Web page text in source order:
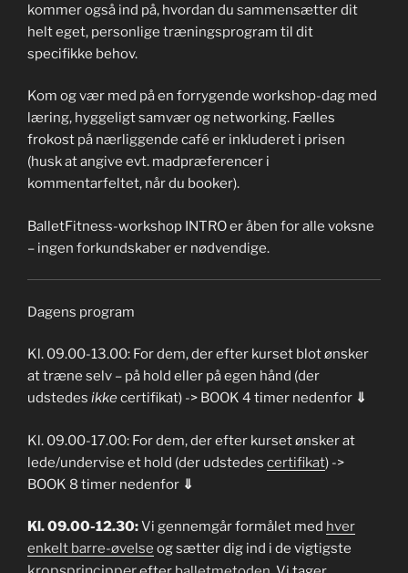
kommer også ind på, hvordan du sammensætter dit
helt eget, personlige træningsprogram til dit
specifikke behov.
Kom og vær med på en forrygende workshop-dag med
læring, hyggeligt samvær og networking. Fælles
frokost på nærliggende café er inkluderet i prisen
(husk at angive evt. madpræferencer i
kommentarfeltet, når du booker).
BalletFitness-workshop INTRO er åben for alle voksne
– ingen forkundskaber er nødvendige.
Dagens program
Kl. 09.00-13.00: For dem, der efter kurset blot ønsker
at træne selv – på hold eller på egen hånd (der
udstedes ikkecertifikat) -> BOOK 4 timer nedenfor ⇓
Kl. 09.00-17.00: For dem, der efter kurset ønsker at
lede/undervise et hold (der udstedes certifikat) ->
BOOK 8 timer nedenfor ⇓
Kl. 09.00-12.30:Vi gennemgår formålet med hver
enkelt barre-øvelse og sætter dig ind i de vigtigste